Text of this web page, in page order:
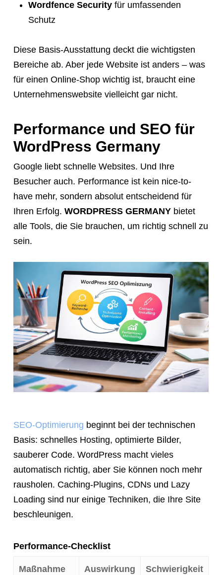
Wordfence Securityfür umfassenden
Schutz
Diese Basis-Ausstattung deckt die wichtigsten
Bereiche ab. Aber jede Website ist anders – was
für einen Online-Shop wichtig ist, braucht eine
Unternehmenswebsite vielleicht gar nicht.
Performance und SEO für
WordPress Germany
Google liebt schnelle Websites. Und Ihre
Besucher auch. Performance ist kein nice-to-
have mehr, sondern absolut entscheidend für
Ihren Erfolg. WORDPRESS GERMANYbietet
alle Tools, die Sie brauchen, um richtig schnell zu
sein.
SEO-Optimierung beginnt bei der technischen
Basis: schnelles Hosting, optimierte Bilder,
sauberer Code. WordPress macht vieles
automatisch richtig, aber Sie können noch mehr
rausholen. Caching-Plugins, CDNs und Lazy
Loading sind nur einige Techniken, die Ihre Site
beschleunigen.
Performance-Checklist
Maßnahme Auswirkung Schwierigkeit